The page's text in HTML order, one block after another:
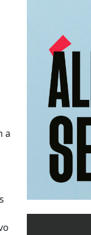
a